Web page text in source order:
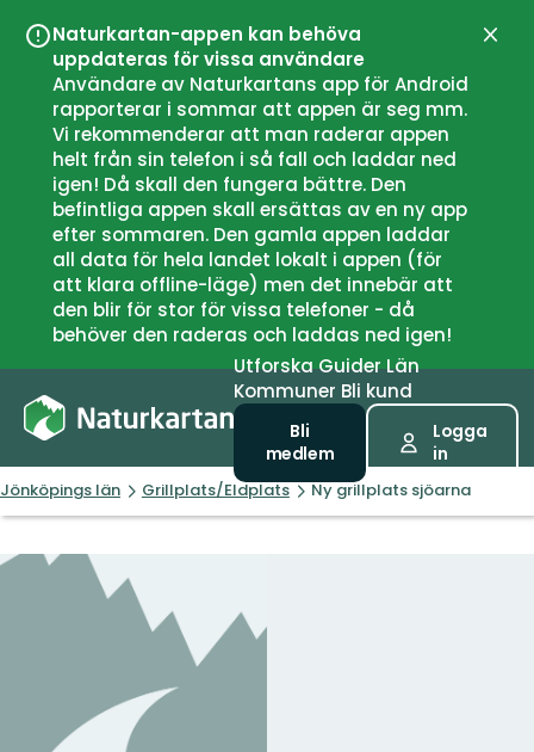
Naturkartan-appen kan behöva
uppdateras för vissa användare
Användare av Naturkartans app för Android
rapporterar i sommar att appen är seg mm.
Vi rekommenderar att man raderar appen
helt från sin telefon i så fall och laddar ned
igen! Då skall den fungera bättre. Den
befintliga appen skall ersättas av en ny app
efter sommaren. Den gamla appen laddar
all data för hela landet lokalt i appen (för
att klara offline-läge) men det innebär att
den blir för stor för vissa telefoner - då
behöver den raderas och laddas ned igen!
UtforskaGuiderLän
Kommuner Bli kund
Bli
medlem
Logga
in
Jönköpings län Grillplats/Eldplats Ny grillplats sjöarna